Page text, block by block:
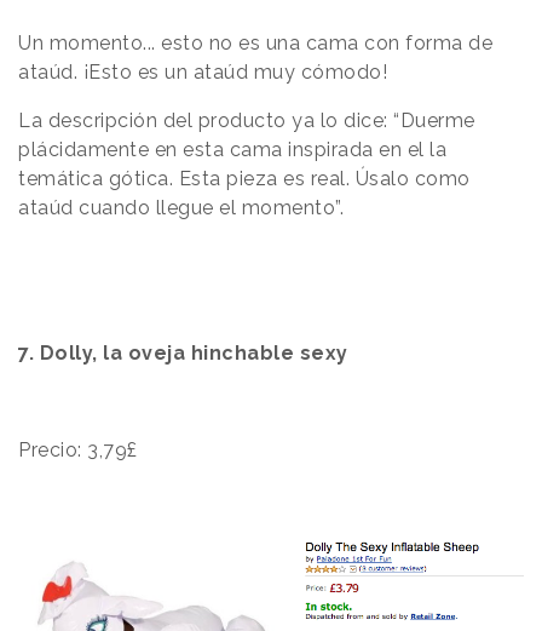
Un momento... esto no es una cama con forma de
ataúd. ¡Esto es un ataúd muy cómodo!
La descripción del producto ya lo dice: “Duerme
plácidamente en esta cama inspirada en el la
temática gótica. Esta pieza es real. Úsalo como
ataúd cuando llegue el momento”.
7. Dolly, la oveja hinchable sexy
Precio: 3,79£